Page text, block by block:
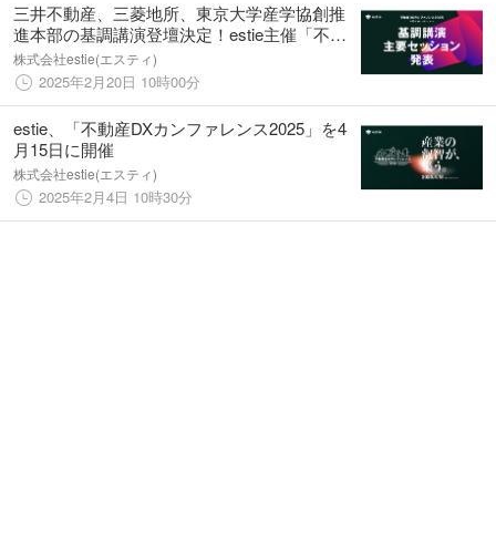
三井不動産、三菱地所、東京大学産学協創推
進本部の基調講演登壇決定！estie主催「不動
産DXカンファレンス2025」主要セッション発
表
株式会社estie(エスティ)
2025年2月20日 10時00分
estie、「不動産DXカンファレンス2025」を4
月15日に開催
株式会社estie(エスティ)
2025年2月4日 10時30分